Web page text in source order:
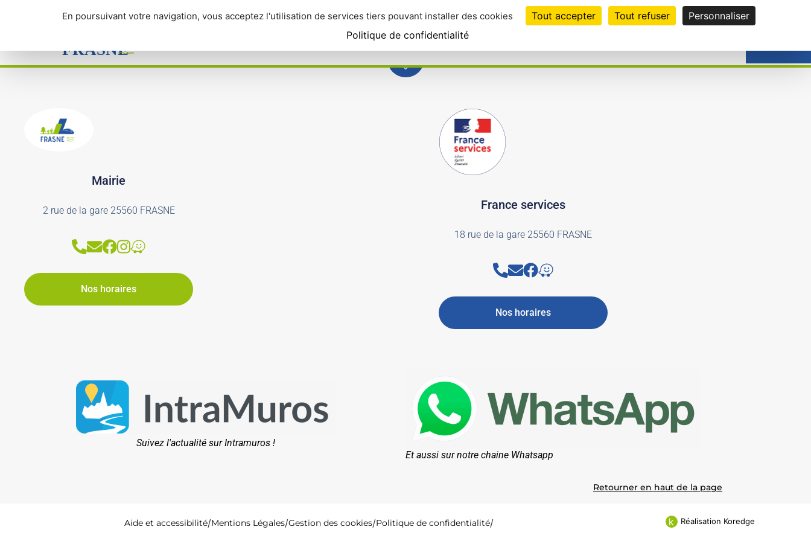
TOURISME ECONOMIE
Parking salle polyvalente 1
Mairie
2 rue de la gare 25560 FRASNE
Nos horaires
France services
18 rue de la gare 25560 FRASNE
Nos horaires
Suivez l'actualité sur Intramuros !
Et aussi sur notre chaine Whatsapp
Retourner en haut de la page
Aide et accessibilité Mentions Légales Gestion des cookies Politique de confidentialité k Réalisation Koredge
En poursuivant votre navigation, vous acceptez l'utilisation de services tiers pouvant installer des cookies Tout accepter Tout refuser
Personnaliser
Politique de confidentialité